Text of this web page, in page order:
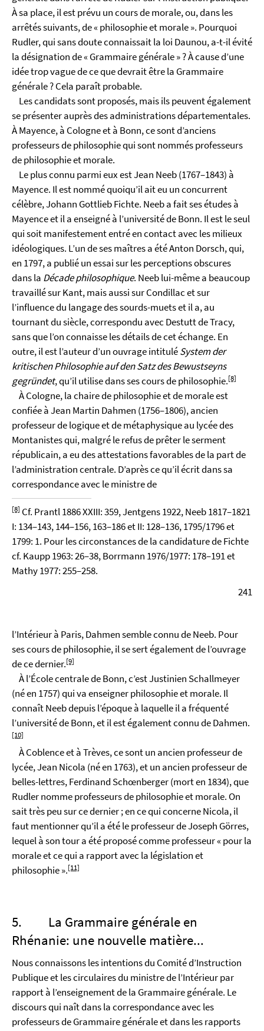
À sa place, il est prévu un cours de morale, ou, dans les
arrêtés suivants, de « philosophie et morale ». Pourquoi
Rudler, qui sans doute connaissait la loi Daunou, a-t-il évité
la désignation de « Grammaire générale » ? À cause d’une
idée trop vague de ce que devrait être la Grammaire
générale ? Cela paraît probable.
Les candidats sont proposés, mais ils peuvent également
se présenter auprès des administrations départementales.
À Mayence, à Cologne et à Bonn, ce sont d’anciens
professeurs de philosophie qui sont nommés professeurs
de philosophie et morale.
Le plus connu parmi eux est Jean Neeb (1767–1843) à
Mayence. Il est nommé quoiqu’il ait eu un concurrent
célèbre, Johann Gottlieb Fichte. Neeb a fait ses études à
Mayence et il a enseigné à l’université de Bonn. Il est le seul
qui soit manifestement entré en contact avec les milieux
idéologiques. L’un de ses maîtres a été Anton Dorsch, qui,
en 1797, a publié un essai sur les perceptions obscures
dans la Décade philosophique. Neeb lui-même a beaucoup
travaillé sur Kant, mais aussi sur Condillac et sur
l’influence du langage des sourds-muets et il a, au
tournant du siècle, correspondu avec Destutt de Tracy,
sans que l’on connaisse les détails de cet échange. En
outre, il est l’auteur d’un ouvrage intituléSystem der
kritischen Philosophie auf den Satz des Bewustseyns
gegründet, qu’il utilise dans ses cours de philosophie.[8]
À Cologne, la chaire de philosophie et de morale est
confiée à Jean Martin Dahmen (1756–1806), ancien
professeur de logique et de métaphysique au lycée des
Montanistes qui, malgré le refus de prêter le serment
républicain, a eu des attestations favorables de la part de
l’administration centrale. D’après ce qu’il écrit dans sa
correspondance avec le ministre de
[8] Cf. Prantl 1886 XXIII: 359, Jentgens 1922, Neeb 1817–1821
I: 134–143, 144–156, 163–186 et II: 128–136, 1795/1796 et
1799: 1. Pour les circonstances de la candidature de Fichte
cf. Kaupp 1963: 26–38, Borrmann 1976/1977: 178–191 et
Mathy 1977: 255–258.
241
l’Intérieur à Paris, Dahmen semble connu de Neeb. Pour
ses cours de philosophie, il se sert également de l’ouvrage
de ce dernier.[9]
À l’École centrale de Bonn, c’est Justinien Schallmeyer
(né en 1757) qui va enseigner philosophie et morale. Il
connaît Neeb depuis l’époque à laquelle il a fréquenté
l’université de Bonn, et il est également connu de Dahmen.
[10]
À Coblence et à Trèves, ce sont un ancien professeur de
lycée, Jean Nicola (né en 1763), et un ancien professeur de
belles-lettres, Ferdinand Schœnberger (mort en 1834), que
Rudler nomme professeurs de philosophie et morale. On
sait très peu sur ce dernier ; en ce qui concerne Nicola, il
faut mentionner qu’il a été le professeur de Joseph Görres,
lequel à son tour a été proposé comme professeur « pour la
morale et ce qui a rapport avec la législation et
philosophie ».[11]
5. La Grammaire générale en
Rhénanie: une nouvelle matière...
Nous connaissons les intentions du Comité d’Instruction
Publique et les circulaires du ministre de l’Intérieur par
rapport à l’enseignement de la Grammaire générale. Le
discours qui naît dans la correspondance avec les
professeurs de Grammaire générale et dans les rapports